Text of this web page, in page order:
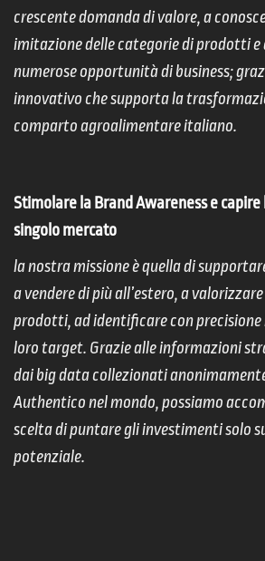
crescente domanda di valore, a
imitazione delle categorie di prodotti e
numerose opportunità di business;
innovativo che supporta la
comparto agroalimentare italiano.
Stimolare la Brand Awareness e
singolo mercato
la nostra missione è quella di
a vendere di più all’estero, a
prodotti, ad identificare con precisione
loro target. Grazie alle informazioni
dai big data collezionati
Authentico nel mondo, possiamo
scelta di puntare gli investimenti solo
potenziale.